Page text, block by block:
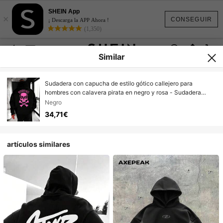
CONSEGUIR
×
SHEIN App
¡ Descarga la APP Ahora !
(1,350)
Similar
Sudadera con capucha de estilo gótico callejero para
hombres con calavera pirata en negro y rosa - Sudadera
holgada con capucha con "Happy Roger" adecuada para
gimnasio, actividades al aire disfraces de Halloween, ropa
casual para todas las estaciones (lavable a máquina) -
Negro
34,71€
artículos similares